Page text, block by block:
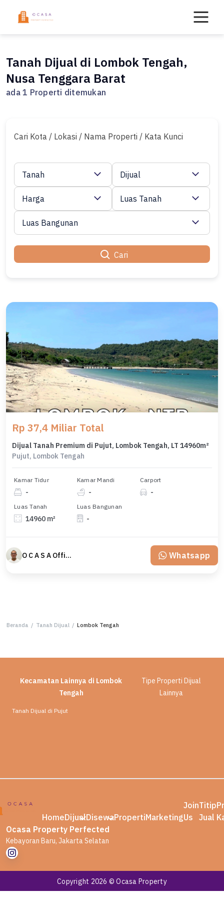
Tanah Dijual di Lombok Tengah,
Nusa Tenggara Barat
ada 1 Properti ditemukan
Cari Kota / Lokasi / Nama Properti / Kata Kunci
Cari
Tanah Dijual
Harga Luas Tanah
Luas Bangunan
Rp 37,4 Miliar Total
Dijual Tanah Premium di Pujut, Lombok Tengah, LT 14960m²
Pujut, Lombok Tengah
Kamar Tidur
-
Kamar Mandi
-
Carport
-
Luas Tanah
14960 m²
Luas Bangunan
-
O C A S A Official property perfected Whatsapp
Beranda / Tanah Dijual / Lombok Tengah
Kecamatan Lainnya di Lombok
Tengah
Tipe Properti Dijual
Lainnya
Tanah Dijual di Pujut
HomeDijualDisewaPropertiMarketing
Join
Us
Titip
Jual
Ocasa Property Perfected
Kebayoran Baru, Jakarta Selatan
Copyright 2026 © Ocasa Property